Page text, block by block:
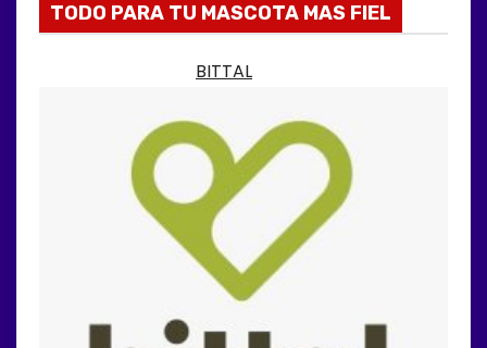
TODO PARA TU MASCOTA MAS FIEL
BITTAL